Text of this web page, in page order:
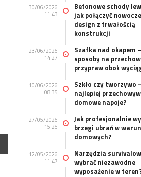
30/06/2026
11:43
Betonowe schody
jak połączyć
design z trwałością
konstrukcji
23/06/2026
14:27
Szafka nad okapem
sposoby na
przypraw obok
10/06/2026
08:35
Szkło czy tworzywo
najlepiej
domowe napoje?
27/05/2026
15:25
Jak profesjonalnie
brzegi ubrań w
domowych?
12/05/2026
11:47
Narzędzia
wybrać niezawodne
wyposażenie w